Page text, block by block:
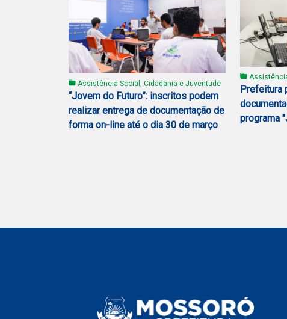
Assistência Social, Cidadania e Juventude
“Jovem do Futuro”: inscritos podem
realizar entrega de documentação de
forma on-line até o dia 30 de março
Prefeitura
programa